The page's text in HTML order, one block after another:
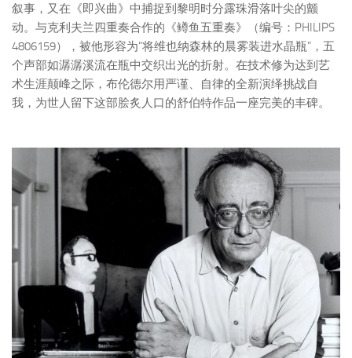
叙事，又在《即兴曲》中捕捉到黎明时分露珠滑落叶尖的颤
动。与克利夫兰四重奏合作的《鳟鱼五重奏》（编号：PHILIPS
4806159），被他形容为“将维也纳森林的晨雾装进水晶瓶”，五
个声部如潺潺溪流在瓶中交织出光的折射。在技术修为达到艺
术生涯颠峰之际，布伦德尔用严谨、自律的全新演绎挑战自
我，为世人留下这部脍炙人口的舒伯特作品一座完美的丰碑。